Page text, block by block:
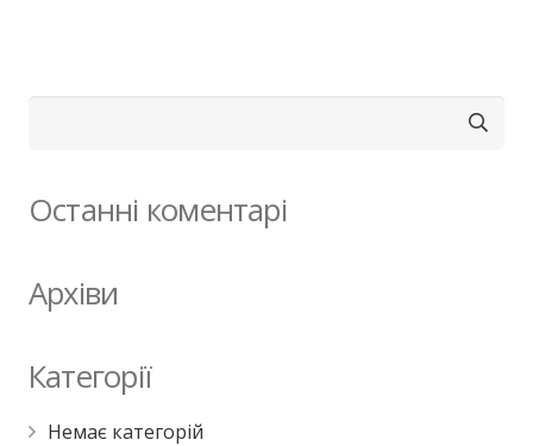
Останні коментарі
Архіви
Категорії
Немає категорій